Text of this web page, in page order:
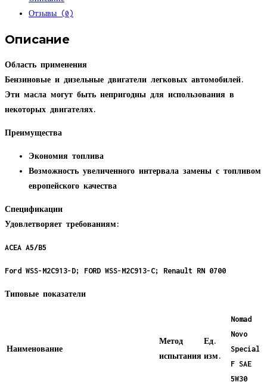
Specific
F
30
(4
л.)
Отзывы (0)
Описание
Область применения
Бензиновые и дизельные двигатели легковых автомобилей.
Эти масла могут быть непригодны для использования в
некоторых двигателях.
Преимущества
Экономия топлива
Возможность увеличенного интервала замены с топливом
европейского качества
Спецификации
Удовлетворяет требованиям:
ACEA A5/B5
Ford WSS-M2C913-D; FORD WSS-M2C913-C; Renault RN 0700
Типовые показатели
Наименование
Метод
испытания
Ед.
изм.
Nomad
Novo
Special
F SAE
5W30